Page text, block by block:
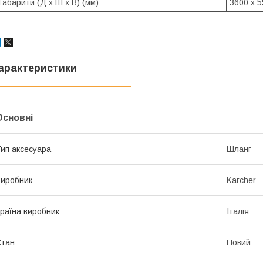
(Д x Ш x В) (мм)
3600 x
аксесуара Шланг
Karcher
виробник Італія
Новий